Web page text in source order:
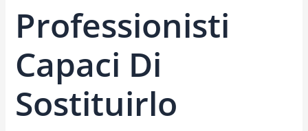
Professionisti
Capaci Di
Sostituirlo